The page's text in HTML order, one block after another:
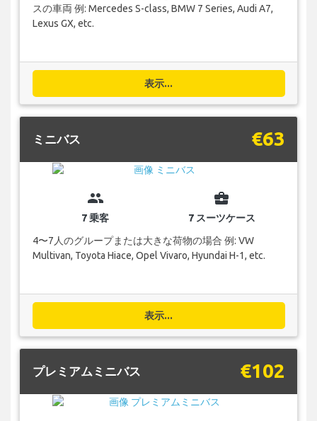
スの車両 例: Mercedes S-class, BMW 7 Series, Audi A7,
Lexus GX, etc.
表示...
ミニバス €63
group
7 乗客
business_center
7 スーツケース
4〜7人のグループまたは大きな荷物の場合 例: VW
Multivan, Toyota Hiace, Opel Vivaro, Hyundai H-1, etc.
表示...
プレミアムミニバス €102